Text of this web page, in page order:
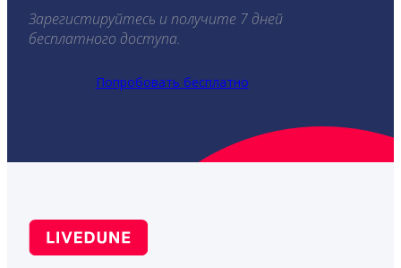
Зарегистируйтесь и получите 7 дней
бесплатного доступа.
Попробовать бесплатно